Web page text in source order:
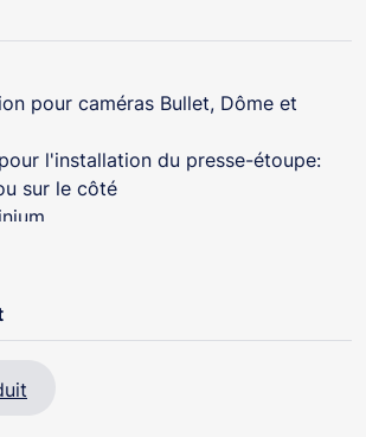
pour caméras Bullet, Dôme et
l'installation du presse-étoupe:
sur le côté
mm